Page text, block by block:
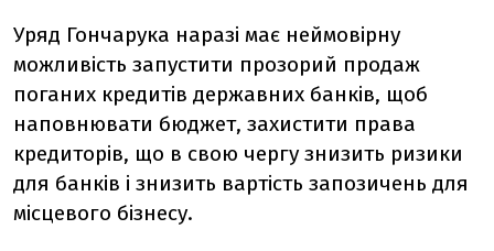
Уряд Гончарука наразі має неймовірну
можливість запустити прозорий продаж
поганих кредитів державних банків, щоб
наповнювати бюджет, захистити права
кредиторів, що в свою чергу знизить ризики
для банків і знизить вартість запозичень для
місцевого бізнесу.